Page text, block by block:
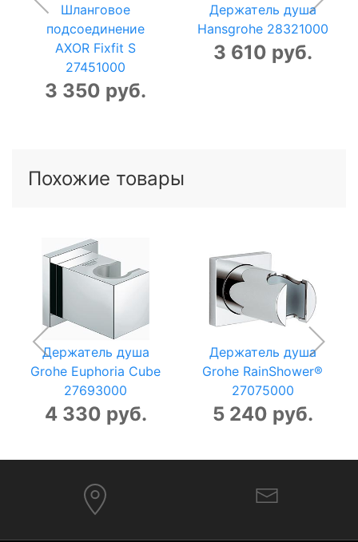
Шланговое
подсоединение
AXOR Fixfit S
27451000
3 350 руб.
Держатель душа
Hansgrohe 28321000
3 610 руб.
Похожие товары
Держатель душа
Grohe Euphoria Cube
27693000
4 330 руб.
Держатель душа
Grohe RainShower®
27075000
5 240 руб.